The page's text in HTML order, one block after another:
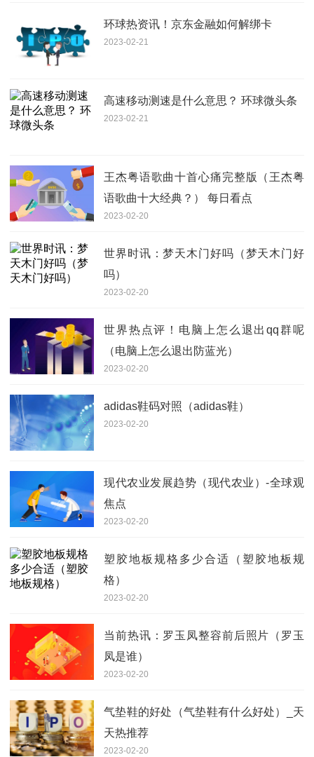
环球热资讯！京东金融如何解绑卡
2023-02-21
高速移动测速是什么意思？ 环球微头条
2023-02-21
王杰粤语歌曲十首心痛完整版（王杰粤
语歌曲十大经典？） 每日看点
2023-02-20
世界时讯：梦天木门好吗（梦天木门好
吗）
2023-02-20
世界热点评！电脑上怎么退出qq群呢
（电脑上怎么退出防蓝光）
2023-02-20
adidas鞋码对照（adidas鞋）
2023-02-20
现代农业发展趋势（现代农业）-全球观
焦点
2023-02-20
塑胶地板规格多少合适（塑胶地板规
格）
2023-02-20
当前热讯：罗玉凤整容前后照片（罗玉
凤是谁）
2023-02-20
气垫鞋的好处（气垫鞋有什么好处）_天
天热推荐
2023-02-20